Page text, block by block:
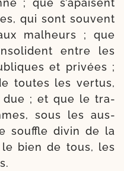
; que s’apaisent
qui sont sou­vent
mal­heurs ; que
entre les
et pri­vées ;
toutes les ver­tus,
due ; et que le tra­
sous les aus­
souffle divin de la
bien de tous, les